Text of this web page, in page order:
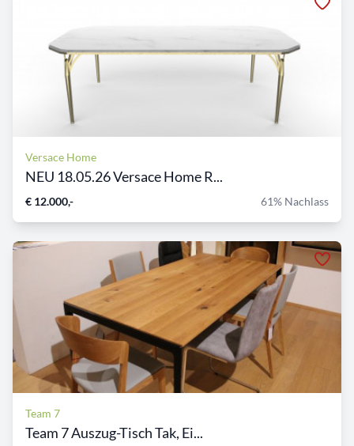
Versace Home
NEU 18.05.26 Versace Home R...
€ 12.000,- 61% Nachlass
Team 7
Team 7 Auszug-Tisch Tak, Ei...